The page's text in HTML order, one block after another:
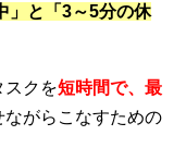
」と「3～5分の休
スクを短時間で、最
ながらこなすための